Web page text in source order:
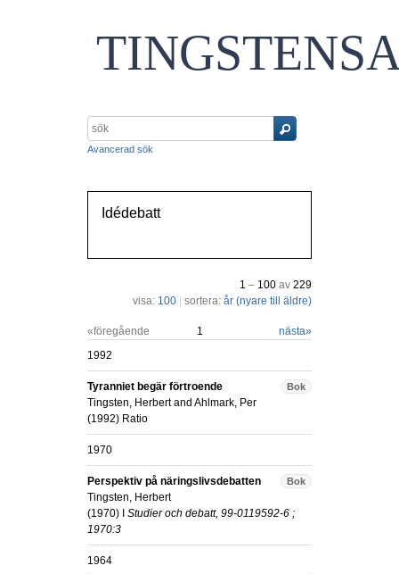
Avancerad sök
Idédebatt
1 – 100 av 229
visa: 100 sortera: år (nyare till äldre)
«föregående 1 nästa»
1992
Bok
Tyranniet begär förtroende
Tingsten, Herbertand Ahlmark, Per
(1992) Ratio
1970
Bok
Perspektiv på näringslivsdebatten
Tingsten, Herbert
(1970) I Studier och debatt, 99-0119592-6 ;
1970:3
1964